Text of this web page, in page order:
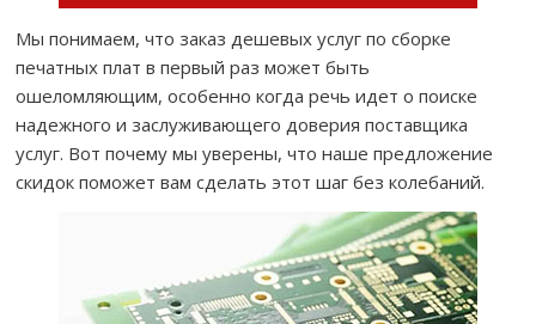
Мы понимаем, что заказ дешевых услуг по сборке
печатных плат в первый раз может быть
ошеломляющим, особенно когда речь идет о поиске
надежного и заслуживающего доверия поставщика
услуг. Вот почему мы уверены, что наше предложение
скидок поможет вам сделать этот шаг без колебаний.